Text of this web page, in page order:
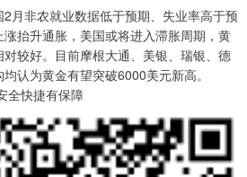
非农就业数据低于预期、失业率高于预
抬升通胀，美国或将进入滞胀周期，黄
较好。目前摩根大通、美银、瑞银、德
认为黄金有望突破6000美元新高。
全快捷有保障